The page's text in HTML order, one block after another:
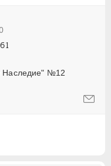
Наследие" №12